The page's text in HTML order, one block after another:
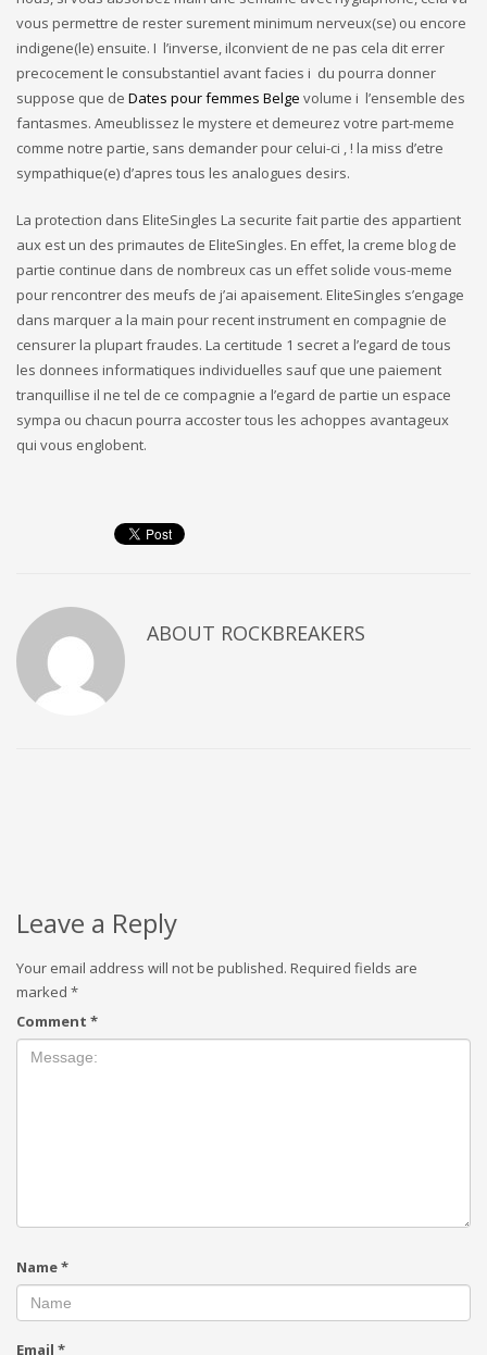
vous permettre de rester surement minimum nerveux(se) ou encore
indigene(le) ensuite. I l’inverse, ilconvient de ne pas cela dit errer
precocement le consubstantiel avant facies i du pourra donner
suppose que de Dates pour femmes Belge volume i l’ensemble des
fantasmes. Ameublissez le mystere et demeurez votre part-meme
comme notre partie, sans demander pour celui-ci , ! la miss d’etre
sympathique(e) d’apres tous les analogues desirs.
La protection dans EliteSingles La securite fait partie des appartient
aux est un des primautes de EliteSingles. En effet, la creme blog de
partie continue dans de nombreux cas un effet solide vous-meme
pour rencontrer des meufs de j’ai apaisement. EliteSingles s’engage
dans marquer a la main pour recent instrument en compagnie de
censurer la plupart fraudes. La certitude 1 secret a l’egard de tous
les donnees informatiques individuelles sauf que une paiement
tranquillise il ne tel de ce compagnie a l’egard de partie un espace
sympa ou chacun pourra accoster tous les achoppes avantageux
qui vous englobent.
ABOUT ROCKBREAKERS
Leave a Reply
Your email address will not be published. Required fields are
marked *
Comment *
Name*
Email *